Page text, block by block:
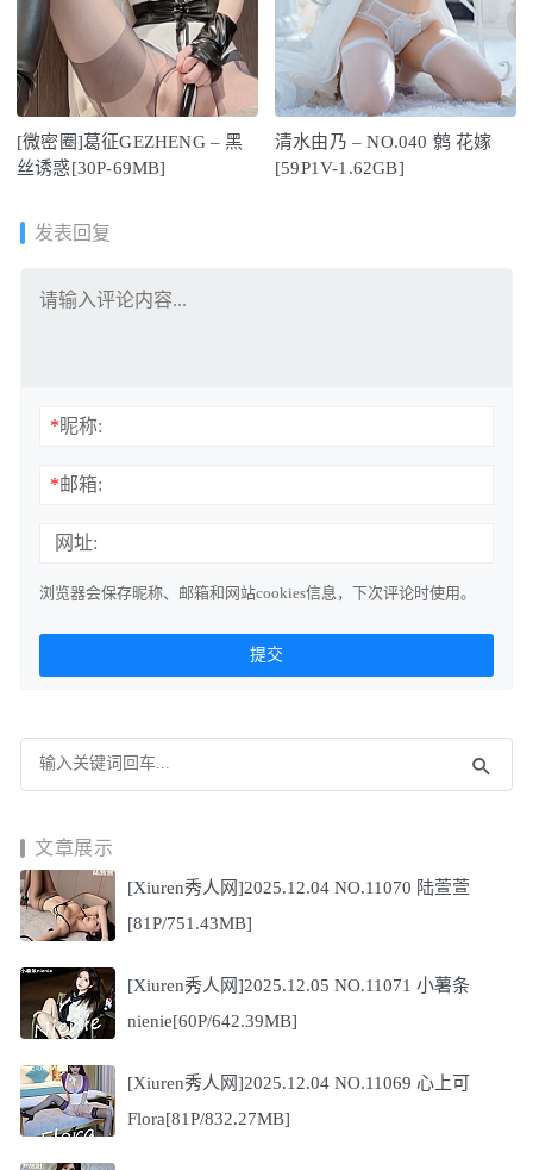
[微密圈]葛征GEZHENG – 黑
丝诱惑[30P-69MB]
清水由乃 – NO.040 鹩 花嫁
[59P1V-1.62GB]
发表回复
*昵称:
*邮箱:
网址:
浏览器会保存昵称、邮箱和网站cookies信息，下次评论时使用。
文章展示
[Xiuren秀人网]2025.12.04 NO.11070 陆萱萱
[81P/751.43MB]
[Xiuren秀人网]2025.12.05 NO.11071 小薯条
nienie[60P/642.39MB]
[Xiuren秀人网]2025.12.04 NO.11069 心上可
Flora[81P/832.27MB]